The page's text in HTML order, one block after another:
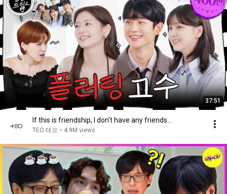
37:51
If this is friendship, I don't have any friends...
TEO 테오 • 4.9M views